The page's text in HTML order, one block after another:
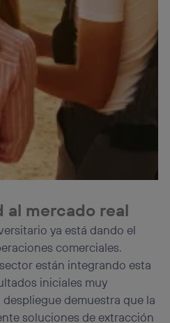
al mercado real
ya está dando el
comerciales.
están integrando esta
iniciales muy
demuestra que la
soluciones de extracción